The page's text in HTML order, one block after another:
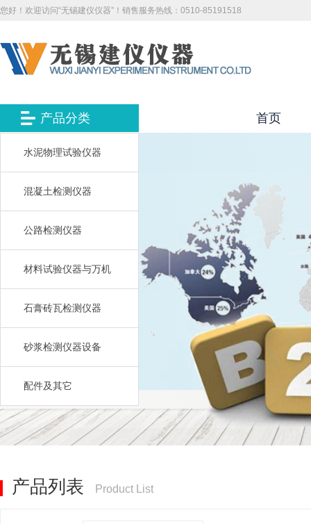
您好！欢迎访问“无锡建仪仪器”！销售服务热线：0510-85191518
产品分类
水泥物理试验仪器
混凝土检测仪器
公路检测仪器
材料试验仪器与万机
石膏砖瓦检测仪器
砂浆检测仪器设备
配件及其它
首页
产品列表 Product List